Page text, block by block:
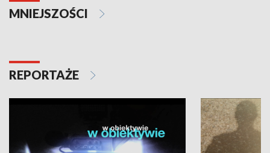
MNIEJSZOŚCI
REPORTAŻE